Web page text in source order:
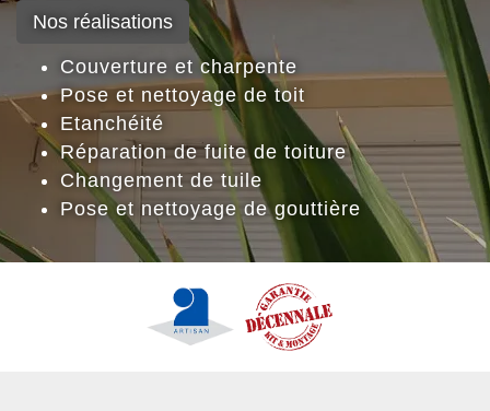
Nos réalisations
Couverture et charpente
Pose et nettoyage de toit
Etanchéité
Réparation de fuite de toiture
Changement de tuile
Pose et nettoyage de gouttière